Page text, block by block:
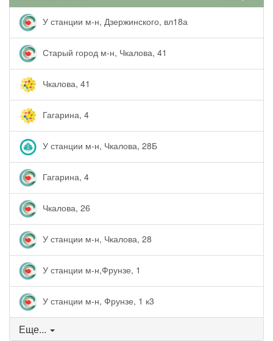
У станции м-н, Дзержинского, вл18а
Старый город м-н, Чкалова, 41
Чкалова, 41
Гагарина, 4
У станции м-н, Чкалова, 28Б
Гагарина, 4
Чкалова, 26
У станции м-н, Чкалова, 28
У станции м-н,Фрунзе, 1
У станции м-н, Фрунзе, 1 к3
Еще...